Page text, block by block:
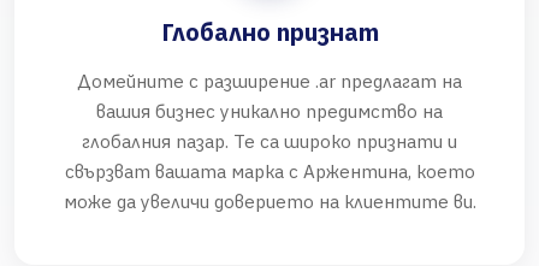
Глобално признат
Домейните с разширение .ar предлагат на
вашия бизнес уникално предимство на
глобалния пазар. Те са широко признати и
свързват вашата марка с Аржентина, което
може да увеличи доверието на клиентите ви.